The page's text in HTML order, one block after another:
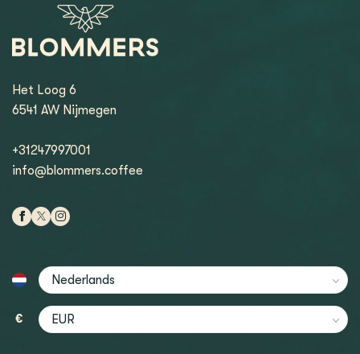
Het Loog 6
6541 AW Nijmegen
+31247997001
info@blommers.coffee
€